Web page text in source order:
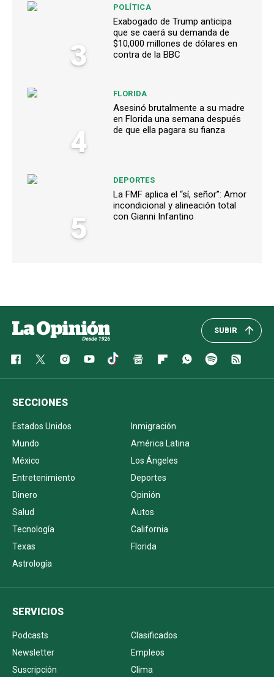
3
POLÍTICA
Exabogado de Trump anticipa
que se caerá su demanda de
$10,000 millones de dólares en
contra de la BBC
4
FLORIDA
Asesinó brutalmente a su madre
en Florida una semana después
de que ella pagara su fianza
5
DEPORTES
La FMF aplica el “sí, señor”: Amor
incondicional y alineación total
con Gianni Infantino
SUBIR
SECCIONES
Estados Unidos
Inmigración
Mundo
América Latina
México
Los Ángeles
Entretenimiento
Deportes
Dinero
Opinión
Salud
Autos
Tecnología
California
Texas
Florida
Astrología
SERVICIOS
Podcasts
Clasificados
Newsletter
Empleos
Suscripción
Clima